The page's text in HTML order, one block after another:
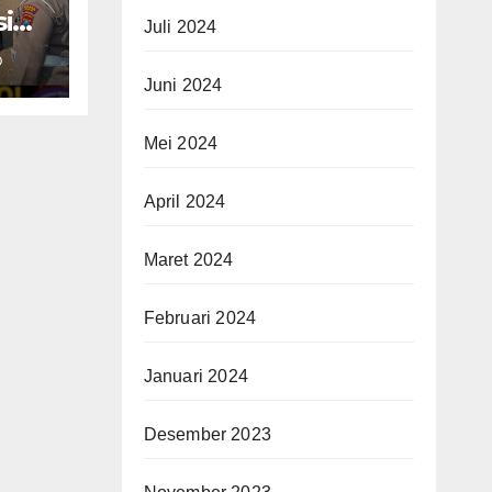
Juli 2024
Juni 2024
Mei 2024
April 2024
Maret 2024
Februari 2024
Januari 2024
Desember 2023